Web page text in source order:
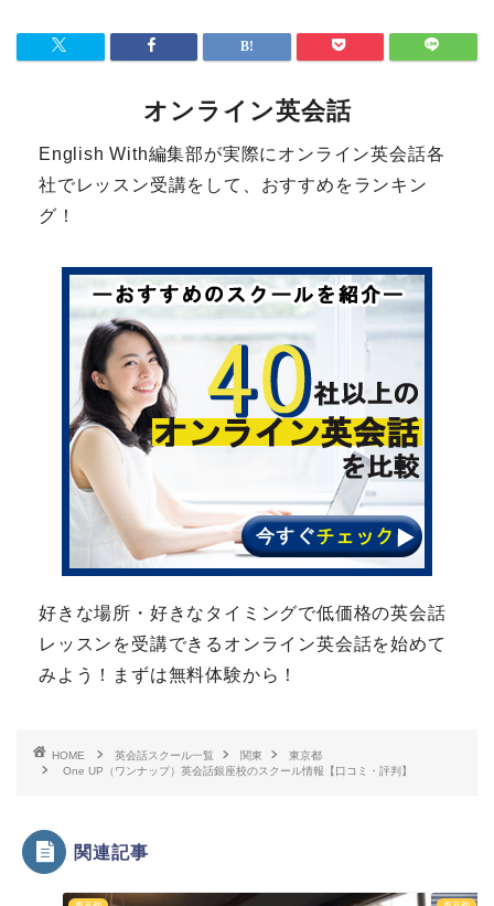
オンライン英会話
English With編集部が実際にオンライン英会話各
社でレッスン受講をして、おすすめをランキン
グ！
好きな場所・好きなタイミングで低価格の英会話
レッスンを受講できるオンライン英会話を始めて
みよう！まずは無料体験から！
HOME 英会話スクール一覧 関東
東京都
One UP（ワンナップ）英会話銀座校のスクール情報【口コミ・評判】
関連記事